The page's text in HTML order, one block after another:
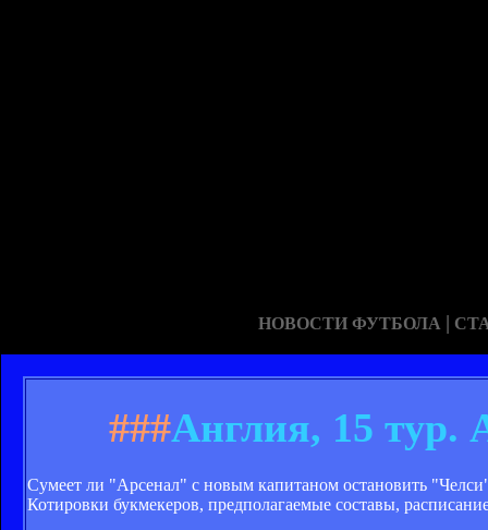
НОВОСТИ ФУТБОЛА |
###Англия, 15 тур.
Сумеет ли "Арсенал" с новым капитаном остановить
Котировки букмекеров, предполагаемые составы,